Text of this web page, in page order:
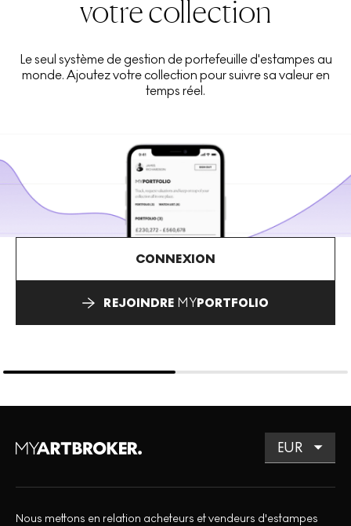
votre collection
Le seul système de gestion de portefeuille d'estampes au
monde. Ajoutez votre collection pour suivre sa valeur en
temps réel.
CONNEXION
REJOINDRE MYPORTFOLIO
Nous mettons en relation acheteurs et vendeurs d'estampes